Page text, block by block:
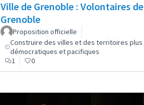
Ville de Grenoble : Volontaires de
Grenoble
Proposition officielle
Construire des villes et des territoires plus
démocratiques et pacifiques
1
0